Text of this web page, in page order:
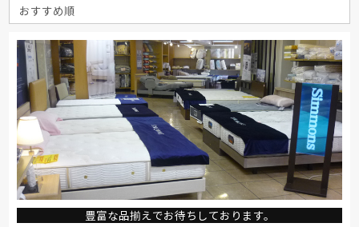
豊富な品揃えでお待ちしております。